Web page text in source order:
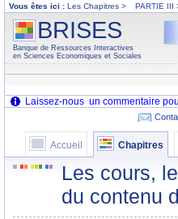
Vous êtes ici : Les Chapitres > PARTIE III
BRISES
Banque de Ressources Interactives
en Sciences Economiques et Sociales
Accueil Chapitres
Les cours,
du contenu